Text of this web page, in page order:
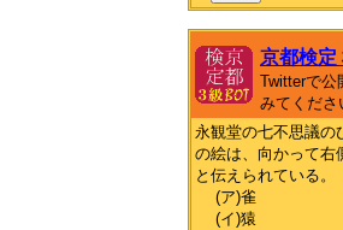
京都検定
Twitterで公
みてくださ
永観堂の七不思議の
の絵は、向かって右
と伝えられている。
(ア)雀
(イ)猿